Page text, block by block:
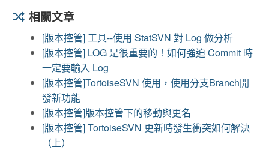
相關文章
[版本控管] 工具--使用 StatSVN 對 Log 做分析
[版本控管] LOG 是很重要的！如何強迫 Commit 時
一定要輸入 Log
[版本控管]TortoiseSVN 使用，使用分支Branch開
發新功能
[版本控管]版本控管下的移動與更名
[版本控管] TortoiseSVN 更新時發生衝突如何解決
（上）